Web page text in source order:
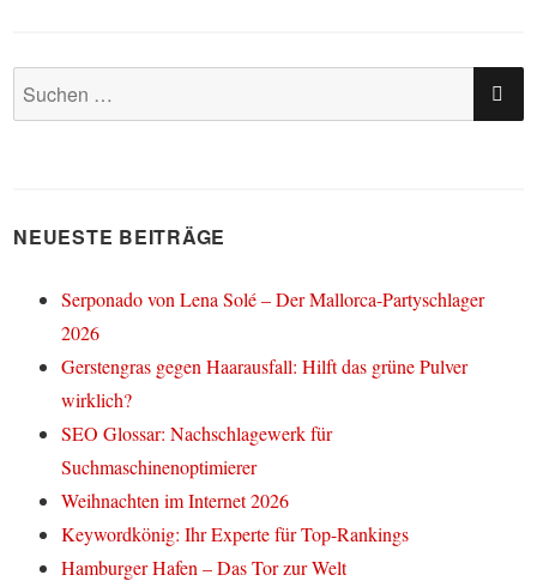
Suchen
nach:
NEUESTE BEITRÄGE
Serponado von Lena Solé – Der Mallorca-Partyschlager
2026
Gerstengras gegen Haarausfall: Hilft das grüne Pulver
wirklich?
SEO Glossar: Nachschlagewerk für
Suchmaschinenoptimierer
Weihnachten im Internet 2026
Keywordkönig: Ihr Experte für Top-Rankings
Hamburger Hafen – Das Tor zur Welt